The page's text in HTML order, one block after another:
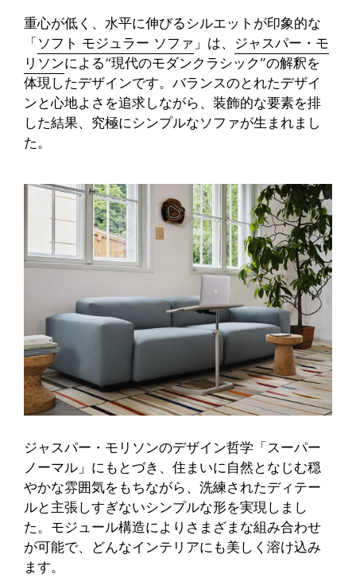
重心が低く、水平に伸びるシルエットが印象的な
「ソフト モジュラー ソファ 」は、 ジャスパー・モ
リソンによる“現代のモダンクラシック”の解釈を
体現したデザインです。バランスのとれたデザイ
ンと心地よさを追求しながら、装飾的な要素を排
した結果、究極にシンプルなソファが生まれまし
た。
ジャスパー・モリソンのデザイン哲学「スーパー
ノーマル」にもとづき、住まいに自然となじむ穏
やかな雰囲気をもちながら、洗練されたディテー
ルと主張しすぎないシンプルな形を実現しまし
た。モジュール構造によりさまざまな組み合わせ
が可能で、どんなインテリアにも美しく溶け込み
ます。